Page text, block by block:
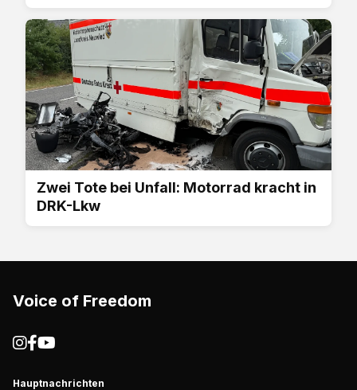
Zwei Tote bei Unfall: Motorrad kracht in
DRK-Lkw
Voice of Freedom
Hauptnachrichten